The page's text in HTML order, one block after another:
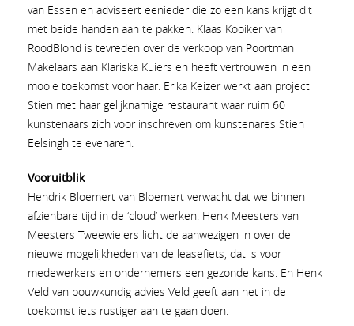
van Essen en adviseert eenieder die zo een kans krijgt dit
met beide handen aan te pakken. Klaas Kooiker van
RoodBlond is tevreden over de verkoop van Poortman
Makelaars aan Klariska Kuiers en heeft vertrouwen in een
mooie toekomst voor haar. Erika Keizer werkt aan project
Stien met haar gelijknamige restaurant waar ruim 60
kunstenaars zich voor inschreven om kunstenares Stien
Eelsingh te evenaren.
Vooruitblik
Hendrik Bloemert van Bloemert verwacht dat we binnen
afzienbare tijd in de ‘cloud’ werken. Henk Meesters van
Meesters Tweewielers licht de aanwezigen in over de
nieuwe mogelijkheden van de leasefiets, dat is voor
medewerkers en ondernemers een gezonde kans. En Henk
Veld van bouwkundig advies Veld geeft aan het in de
toekomst iets rustiger aan te gaan doen.